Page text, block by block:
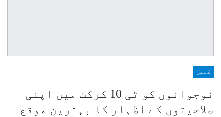
کھیل
نوجوانوں کو ٹی 10 کرکٹ میں اپنی
صلاحیتوں کے اظہار کا بہترین موقع